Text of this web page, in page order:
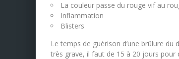
La couleur passe du rouge vif au
Inflammation
Blisters
Le temps de guérison d’une brûlure du
très grave, il faut de 15 à 20 jours